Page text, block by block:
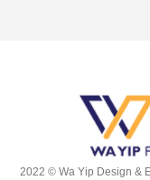
2022 © Wa Yip Design &